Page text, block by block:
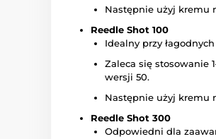
Następnie użyj kremu
Reedle Shot 100
Idealny przy
Zaleca się stosowanie
wersji 50.
Następnie użyj kremu
Reedle Shot 300
Odpowiedni dla